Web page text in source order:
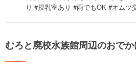
り #授乳室あり #雨でもOK #オムツ
むろと廃校水族館周辺のおで